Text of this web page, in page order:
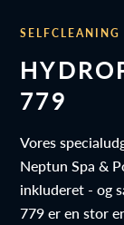
779
Vores
Neptun Spa &
inkluderet - og
779 er en stor